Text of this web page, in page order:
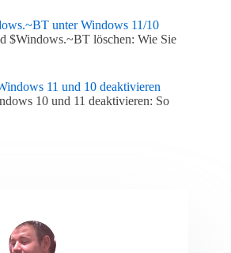
unter Windows 11/10
$Windows.~BT löschen: Wie Sie
11 und 10 deaktivieren
10 und 11 deaktivieren: So